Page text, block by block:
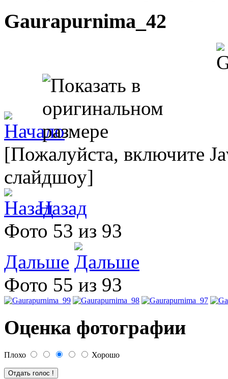
Gaurapurnima_42
[Пожалуйста, включите
слайдшоу]
Назад
Фото 53 из 93
Дальше
Фото 55 из 93
Оценка фотографии
Плохо Хорошо